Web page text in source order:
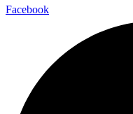
Facebook